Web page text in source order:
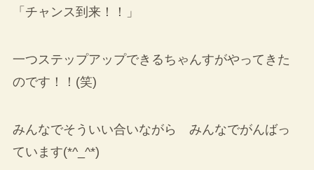
「チャンス到来！！」
一つステップアップできるちゃんすがやってきた
のです！！(笑)
みんなでそういい合いながら みんなでがんばっ
ています(*^_^*)